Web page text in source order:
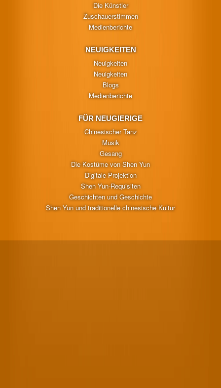
Die Künstler
Zuschauerstimmen
Medienberichte
NEUIGKEITEN
Neuigkeiten
Neuigkeiten
Blogs
Medienberichte
FÜR NEUGIERIGE
Chinesischer Tanz
Musik
Gesang
Die Kostüme von Shen Yun
Digitale Projektion
Shen Yun-Requisiten
Geschichten und Geschichte
Shen Yun und traditionelle chinesische Kultur